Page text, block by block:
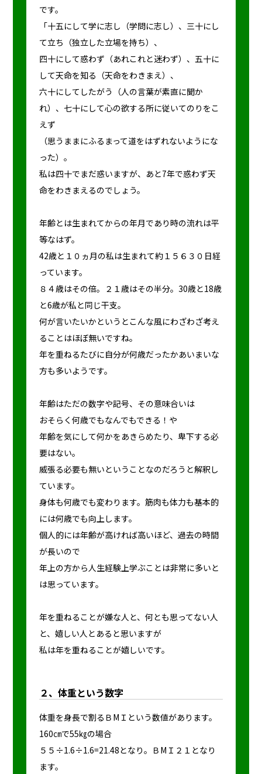
です。
「十五にして学に志し（学問に志し）、三十にし
て立ち（独立した立場を持ち）、
四十にして惑わず（あれこれと迷わず）、五十に
して天命を知る（天命をわきまえ）、
六十にしてしたがう（人の言葉が素直に聞か
れ）、七十にして心の欲する所に従いてのりをこ
えず
（思うままにふるまって道をはずれないようにな
った）。
私は四十でまだ惑いますが、あと7年で惑わず天
命をわきまえるのでしょう。
年齢とは生まれてからの年月であり時の流れは平
等なはず。
42歳と１０ヵ月の私は生まれて約１５６３０日経
っています。
８４歳はその倍。２１歳はその半分。30歳と18歳
と6歳が私と同じ干支。
何が言いたいかというとこんな風にわざわざ考え
ることはほぼ無いですね。
年を重ねるたびに自分が何歳だったかあいまいな
方も多いようです。
年齢はただの数字や記号、その意味合いは
おそらく何歳でもなんでもできる！や
年齢を気にして何かをあきらめたり、卑下する必
要はない。
威張る必要も無いということなのだろうと解釈し
ています。
身体も何歳でも変わります。筋肉も体力も基本的
には何歳でも向上します。
個人的には年齢が高ければ高いほど、過去の時間
が長いので
年上の方から人生経験上学ぶことは非常に多いと
は思っています。
年を重ねることが嫌な人と、何とも思ってない人
と、嬉しい人とあると思いますが
私は年を重ねることが嬉しいです。
２、体重という数字
体重を身長で割るＢМＩという数値があります。
160㎝で55㎏の場合
５５÷1.6÷1.6=21.48となり。ＢМＩ２１となり
ます。